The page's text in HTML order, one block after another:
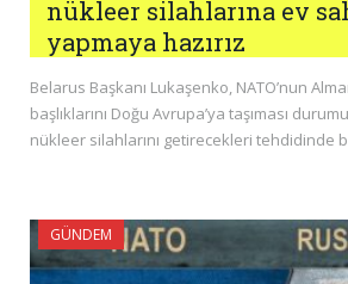
nükleer silahlarına ev
yapmaya hazırız
Belarus Başkanı Lukaşenko, NATO’nun
başlıklarını Doğu Avrupa’ya taşıması
nükleer silahlarını getirecekleri tehdidinde
GÜNDEM